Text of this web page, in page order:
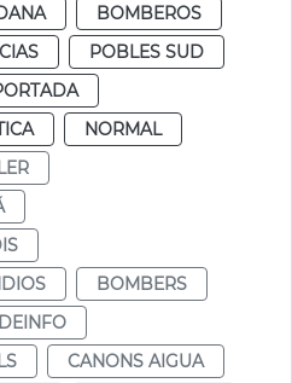
BOMBEROS
POBLES SUD
NORMAL
BOMBERS
CANONS AIGUA